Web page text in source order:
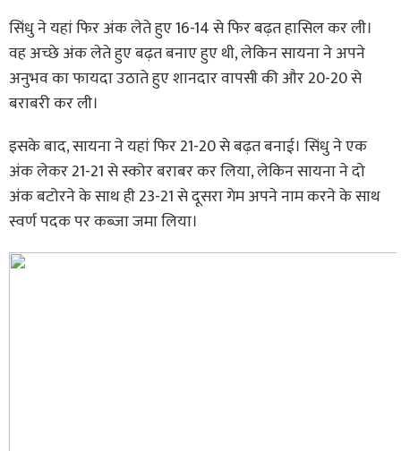
सिंधु ने यहां फिर अंक लेते हुए 16-14 से फिर बढ़त हासिल कर ली।
वह अच्छे अंक लेते हुए बढ़त बनाए हुए थी, लेकिन सायना ने अपने
अनुभव का फायदा उठाते हुए शानदार वापसी की और 20-20 से
बराबरी कर ली।
इसके बाद, सायना ने यहां फिर 21-20 से बढ़त बनाई। सिंधु ने एक
अंक लेकर 21-21 से स्कोर बराबर कर लिया, लेकिन सायना ने दो
अंक बटोरने के साथ ही 23-21 से दूसरा गेम अपने नाम करने के साथ
स्वर्ण पदक पर कब्जा जमा लिया।